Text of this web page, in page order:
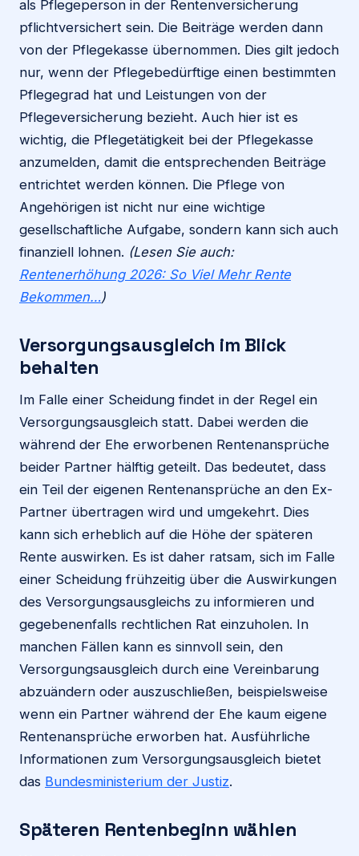
als Pflegeperson in der Rentenversicherung
pflichtversichert sein. Die Beiträge werden dann
von der Pflegekasse übernommen. Dies gilt jedoch
nur, wenn der Pflegebedürftige einen bestimmten
Pflegegrad hat und Leistungen von der
Pflegeversicherung bezieht. Auch hier ist es
wichtig, die Pflegetätigkeit bei der Pflegekasse
anzumelden, damit die entsprechenden Beiträge
entrichtet werden können. Die Pflege von
Angehörigen ist nicht nur eine wichtige
gesellschaftliche Aufgabe, sondern kann sich auch
finanziell lohnen. (Lesen Sie auch:
Rentenerhöhung 2026: So Viel Mehr Rente
Bekommen…)
Versorgungsausgleich im Blick
behalten
Im Falle einer Scheidung findet in der Regel ein
Versorgungsausgleich statt. Dabei werden die
während der Ehe erworbenen Rentenansprüche
beider Partner hälftig geteilt. Das bedeutet, dass
ein Teil der eigenen Rentenansprüche an den Ex-
Partner übertragen wird und umgekehrt. Dies
kann sich erheblich auf die Höhe der späteren
Rente auswirken. Es ist daher ratsam, sich im Falle
einer Scheidung frühzeitig über die Auswirkungen
des Versorgungsausgleichs zu informieren und
gegebenenfalls rechtlichen Rat einzuholen. In
manchen Fällen kann es sinnvoll sein, den
Versorgungsausgleich durch eine Vereinbarung
abzuändern oder auszuschließen, beispielsweise
wenn ein Partner während der Ehe kaum eigene
Rentenansprüche erworben hat. Ausführliche
Informationen zum Versorgungsausgleich bietet
das Bundesministerium der Justiz.
Späteren Rentenbeginn wählen